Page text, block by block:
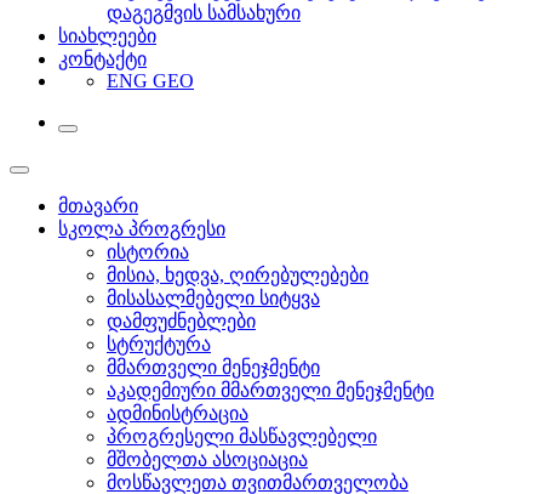
დაგეგმვის სამსახური
სიახლეები
კონტაქტი
ENG GEO
მთავარი
სკოლა პროგრესი
ისტორია
მისია, ხედვა, ღირებულებები
მისასალმებელი სიტყვა
დამფუძნებლები
სტრუქტურა
მმართველი მენეჯმენტი
აკადემიური მმართველი მენეჯმენტი
ადმინისტრაცია
პროგრესელი მასწავლებელი
მშობელთა ასოციაცია
მოსწავლეთა თვითმართველობა